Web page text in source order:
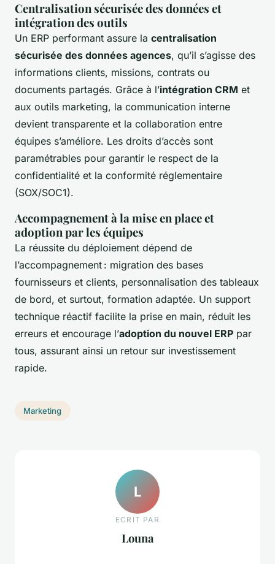
Centralisation sécurisée des données et
intégration des outils
Un ERP performant assure la centralisation
sécurisée des données agences, qu’il s’agisse des
informations clients, missions, contrats ou
documents partagés. Grâce à l’intégration CRM et
aux outils marketing, la communication interne
devient transparente et la collaboration entre
équipes s’améliore. Les droits d’accès sont
paramétrables pour garantir le respect de la
confidentialité et la conformité réglementaire
(SOX/SOC1).
Accompagnement à la mise en place et
adoption par les équipes
La réussite du déploiement dépend de
l’accompagnement : migration des bases
fournisseurs et clients, personnalisation des tableaux
de bord, et surtout, formation adaptée. Un support
technique réactif facilite la prise en main, réduit les
erreurs et encourage l’adoption du nouvel ERP par
tous, assurant ainsi un retour sur investissement
rapide.
Marketing
L
ECRIT PAR
Louna